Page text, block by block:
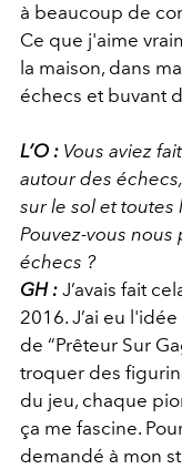
à beaucoup de
Ce que j'aime
la maison, dans
échecs et buvant
L’O : Vous aviez
autour des
sur le sol et toutes
Pouvez-vous
échecs ?
GH : J’avais fait
2016. J’ai eu
de “Prêteur Sur
troquer des
du jeu, chaque
ça me fascine.
demandé à mon